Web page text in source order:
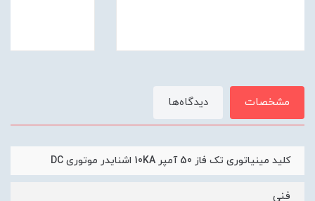
مشخصات دیدگاه‌ها
کلید مينياتوری تک فاز 50 آمپر 10KA اشنایدر موتوری DC
فنی